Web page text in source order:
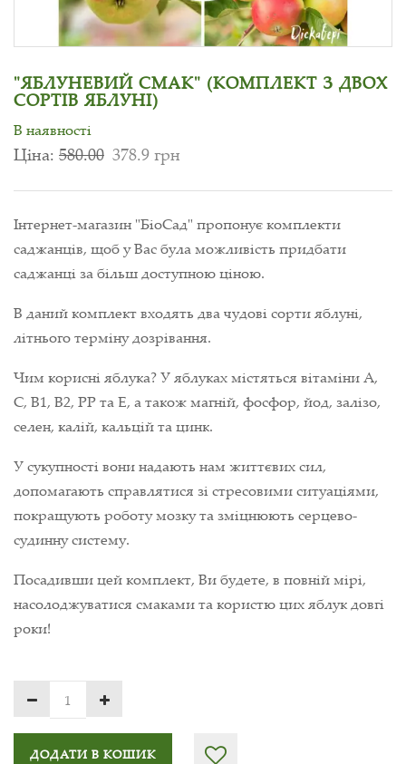
"ЯБЛУНЕВИЙ СМАК" (КОМПЛЕКТ З ДВОХ
СОРТІВ ЯБЛУНІ)
В наявності
Ціна: 580.00 378.9 грн
Інтернет-магазин "БіоСад" пропонує комплекти
саджанців, щоб у Вас була можливість придбати
саджанці за більш доступною ціною.
В даний комплект входять два чудові сорти яблуні,
літнього терміну дозрівання.
Чим корисні яблука? У яблуках містяться вітаміни A,
С, В1, В2, РР та Е, а також магній, фосфор, йод, залізо,
селен, калій, кальцій та цинк.
У сукупності вони надають нам життєвих сил,
допомагають справлятися зі стресовими ситуаціями,
покращують роботу мозку та зміцнюють серцево-
судинну систему.
Посадивши цей комплект, Ви будете, в повній мірі,
насолоджуватися смаками та користю цих яблук довгі
роки!
ДОДАТИ В КОШИК